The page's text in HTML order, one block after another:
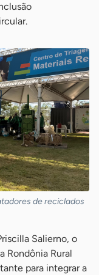
de reciclados
Salierno, o
Rondônia Rural
para integrar a